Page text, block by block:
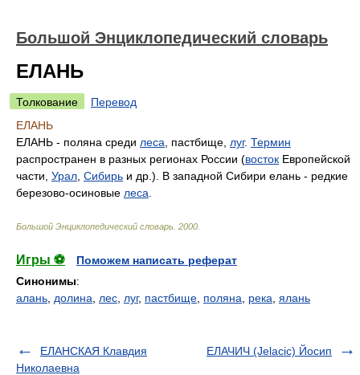
Большой Энциклопедический словарь
ЕЛАНЬ
Толкование
Перевод
ЕЛАНЬ
ЕЛАНЬ - поляна среди леса , пастбище, луг. Термин
распространен в разных регионах России (восток Европейской
части, Урал Сибирь и др.). В западной Сибири елань - редкие
березово-осиновые леса
Большой Энциклопедический словарь 2000
Игры ⚽
Поможем написать реферат
Синонимы:
алань долина лес луг, пастбище поляна река ялань
ЕЛАНСКАЯ Клавдия
Николаевна
ЕЛАЧИЧ (Jelacic) Йосип